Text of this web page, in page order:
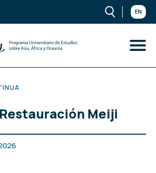
EN
Restauración Meiji